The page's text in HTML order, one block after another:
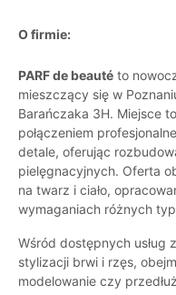
O firmie:
PARF de beauté to
mieszczący się w
Barańczaka 3H. Miejsce
połączeniem
detale, oferując
pielęgnacyjnych. Oferta
na twarz i ciało,
wymaganiach różnych
Wśród dostępnych usług
stylizacji brwi i rzęs,
modelowanie czy